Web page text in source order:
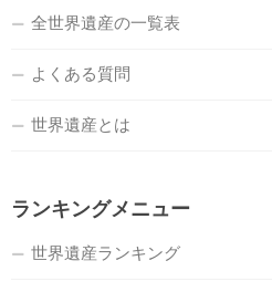
全世界遺産の一覧表
よくある質問
世界遺産とは
ランキングメニュー
世界遺産ランキング